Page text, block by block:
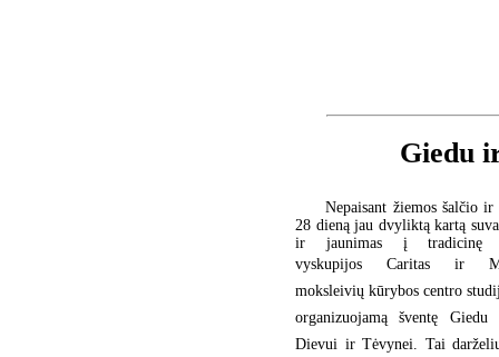
Giedu
Nepaisant žiemos šalčio ir
28 dieną jau dvyliktą kartą
ir jaunimas į tradicinę
vyskupijos Caritas ir
moksleivių kūrybos centro
organizuojamą šventę
Dievui ir Tėvynei. Tai